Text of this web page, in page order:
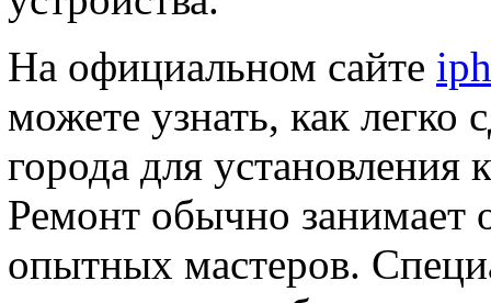
На официальном сайте
можете узнать, как легко
города для
Ремонт обычно занимает
опытных мастеров.